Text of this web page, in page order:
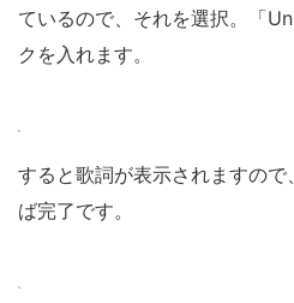
ているので、それを選択。「
クを入れます。
すると歌詞が表示されますの
ば完了です。